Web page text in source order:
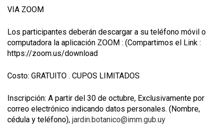
VIA ZOOM
Los participantes deberán descargar a su teléfono móvil o
computadora la aplicación ZOOM : (Compartimos el Link :
https://zoom.us/download
Costo: GRATUITO . CUPOS LIMITADOS
Inscripción: A partir del 30 de octubre, Exclusivamente por
correo electrónico indicando datos personales. (Nombre,
cédula y teléfono), jardin.botanico@imm.gub.uy